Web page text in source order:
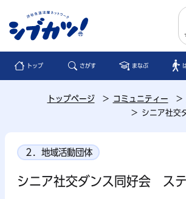
トップ さがす まなぶ
トップページ コミュニティー
シニア社交
２．地域活動団体
シニア社交ダンス同好会 ス